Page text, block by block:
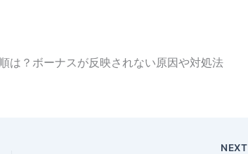
は？ボーナスが反映されない原因や対処法
NEXT